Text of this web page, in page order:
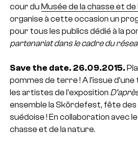
cour du Musée de la chasse et
organise à cette occasion un
pour tous les publics dédié à la
partenariat dans le cadre du
Save the date. 26.09.2015.
pommes de terre ! A l’issue
les artistes de l’exposition
ensemble la Skördefest, fête des
suédoise ! En collaboration avec
chasse et de la nature.